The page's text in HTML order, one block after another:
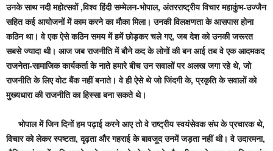
उनके साथ नदी महोत्सवों ,विश्व हिंदी सम्मेलन-भोपाल, अंतरराष्ट्रीय विचार महाकुंभ-उज्जैन
सहित कई आयोजनों में काम करने का मौका मिला। उनकी विलक्षणता के आसपास होना
कठिन था। वे एक ऐसे कठिन समय में हमें छोड़कर चले गए, जब देश को उनकी जरूरत
सबसे ज्यादा थी। आज जब राजनीति में बौने कद के लोगों की बन आई तब वे एक आदमकद
राजनेता-सामाजिक कार्यकर्ता के नाते हमारे बीच उन सवालों पर अलख जगा रहे थे, जो
राजनीति के लिए वोट बैंक नहीं बनाते। वे ही ऐसे थे जो जिंदगी के, प्रकृति के सवालों को
मुख्यधारा की राजनीति का हिस्सा बना सकते थे।
भोपाल में जिन दिनों हम पढ़ाई करने आए तो वे राष्ट्रीय स्वयंसेवक संघ के प्रचारक थे,
विचार को लेकर स्पष्टता, दृढ़ता और गहराई के बावजूद उनमें जड़ता नहीं थी। वे उदारमना,